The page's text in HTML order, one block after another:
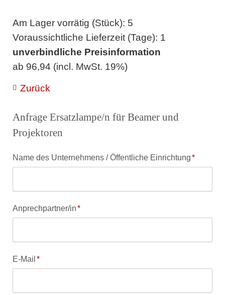
Am Lager vorrätig (Stück): 5
Voraussichtliche Lieferzeit (Tage): 1
unverbindliche Preisinformation
ab 96,94 (incl. MwSt. 19%)
Zurück
Anfrage Ersatzlampe/n für Beamer und
Projektoren
Pflichtfeld
Name des Unternehmens / Öffentliche Einrichtung*
Pflichtfeld
Anprechpartner/in*
Pflichtfeld
E-Mail*